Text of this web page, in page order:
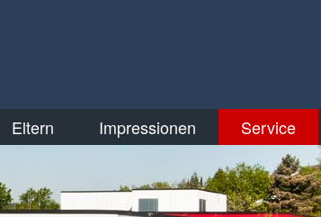
Eltern Impressionen Service